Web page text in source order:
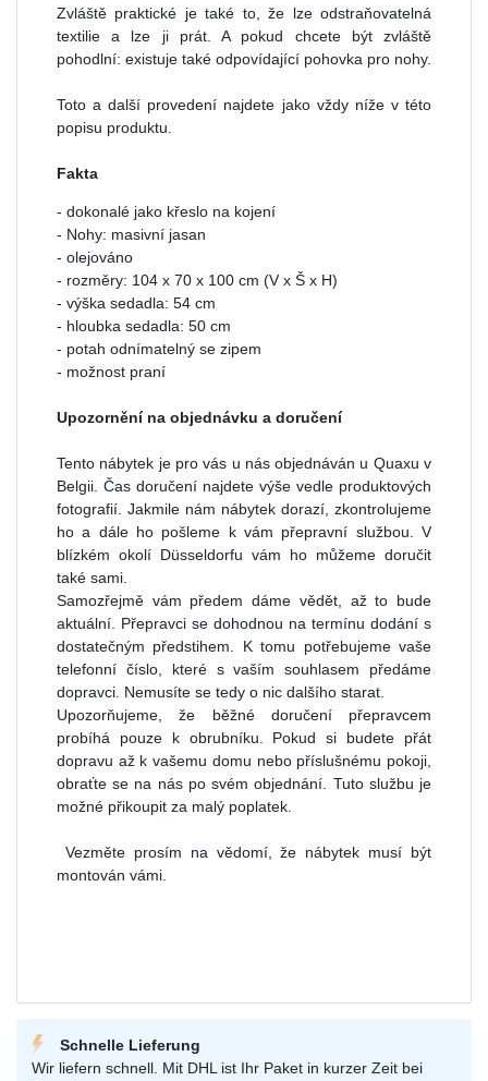
Zvláště praktické je také to, že lze odstraňovatelná
textilie a lze ji prát. A pokud chcete být zvláště
pohodlní: existuje také odpovídající pohovka pro nohy.
Toto a další provedení najdete jako vždy níže v této
popisu produktu.
Fakta
- dokonalé jako křeslo na kojení
- Nohy: masivní jasan
- olejováno
- rozměry: 104 x 70 x 100 cm (V x Š x H)
- výška sedadla: 54 cm
- hloubka sedadla: 50 cm
- potah odnímatelný se zipem
- možnost praní
Upozornění na objednávku a doručení
Tento nábytek je pro vás u nás objednáván u Quaxu v
Belgii. Čas doručení najdete výše vedle produktových
fotografií. Jakmile nám nábytek dorazí, zkontrolujeme
ho a dále ho pošleme k vám přepravní službou. V
blízkém okolí Düsseldorfu vám ho můžeme doručit
také sami.
Samozřejmě vám předem dáme vědět, až to bude
aktuální. Přepravci se dohodnou na termínu dodání s
dostatečným předstihem. K tomu potřebujeme vaše
telefonní číslo, které s vaším souhlasem předáme
dopravci. Nemusíte se tedy o nic dalšího starat.
Upozorňujeme, že běžné doručení přepravcem
probíhá pouze k obrubníku. Pokud si budete přát
dopravu až k vašemu domu nebo příslušnému pokoji,
obraťte se na nás po svém objednání. Tuto službu je
možné přikoupit za malý poplatek.
Vezměte prosím na vědomí, že nábytek musí být
montován vámi.
Schnelle Lieferung
Wir liefern schnell. Mit DHL ist Ihr Paket in kurzer Zeit bei